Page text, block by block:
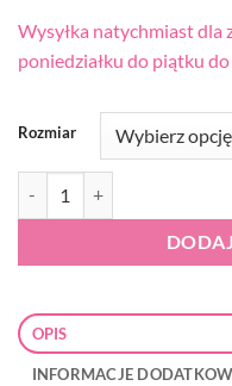
Wysyłka natychmiast dla
poniedziałku do piątku
Rozmiar
OPIS
INFORMACJE